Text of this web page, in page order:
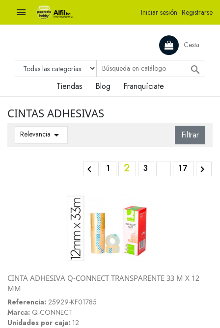
 Iniciar sesión · Registrarse
Cesta

Tiendas Blog Franquíciate
CINTAS ADHESIVAS
Relevancia  Filtrar
 1 2 3 17 
CINTA ADHESIVA Q-CONNECT TRANSPARENTE 33 M X 12
MM
Referencia: 25929-KF01785
Marca: Q-CONNECT
Unidades por caja: 12